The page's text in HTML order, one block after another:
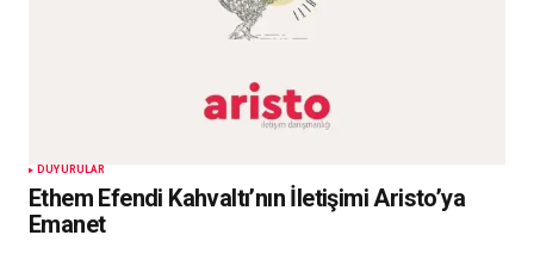
DUYURULAR
Ethem Efendi Kahvaltı’nın İletişimi Aristo’ya
Emanet